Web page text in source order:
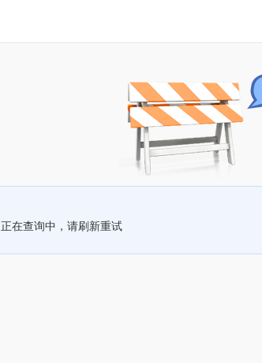
正在查询中，请刷新重试